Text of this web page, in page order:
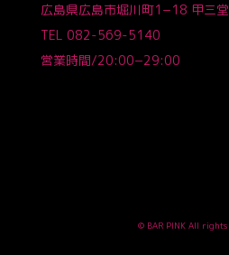
広島県広島市堀川町1−18 甲三
TEL 082-569-5140
営業時間/20:00−29:00
© BAR PINK All rights